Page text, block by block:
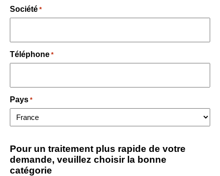
Société *
Téléphone *
Pays *
Pour un traitement plus rapide de votre
demande, veuillez choisir la bonne
catégorie